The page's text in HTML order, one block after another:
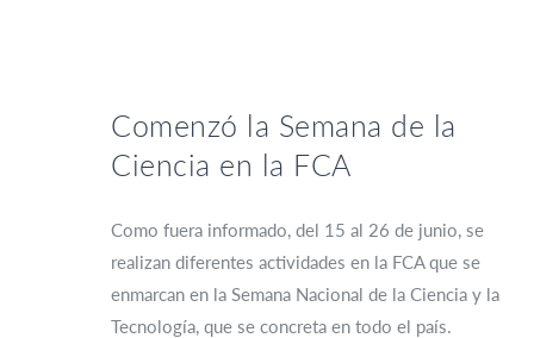
Comenzó la Semana de la
Ciencia en la FCA
Como fuera informado, del 15 al 26 de junio, se
realizan diferentes actividades en la FCA que se
enmarcan en la Semana Nacional de la Ciencia y la
Tecnología, que se concreta en todo el país.